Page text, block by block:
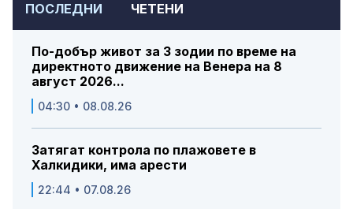
ПОСЛЕДНИ ЧЕТЕНИ
По-добър живот за 3 зодии по време на
директното движение на Венера на 8
август 2026...
04:30 • 08.08.26
Затягат контрола по плажовете в
Халкидики, има арести
22:44 • 07.08.26